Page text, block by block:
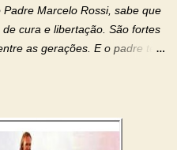
Marcelo Rossi, sabe que
cura e libertação. São fortes
as gerações. E o padre tem
um lindo fim de semana na
Maria Santíssima. Adriana-